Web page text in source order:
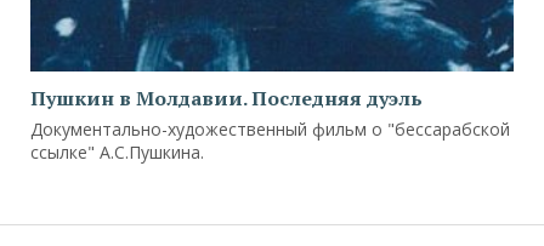
Пушкин в Молдавии. Последняя дуэль
Документально-художественный фильм о "бессарабской
ссылке" А.С.Пушкина.